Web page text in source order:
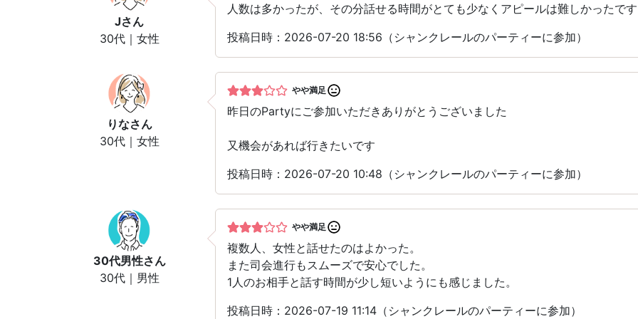
Jさん
30代｜女性
人数は多かったが、その分話せる時間がとても少なくアピールは難しかったで
投稿日時：2026-07-20 18:56（シャンクレールのパーティーに参加）
りなさん
30代｜女性
やや満足
昨日のPartyにご参加いただきありがとうございました
又機会があれば行きたいです
投稿日時：2026-07-20 10:48（シャンクレールのパーティーに参加）
30代男性さん
30代｜男性
やや満足
複数人、女性と話せたのはよかった。
また司会進行もスムーズで安心でした。
1人のお相手と話す時間が少し短いようにも感じました。
投稿日時：2026-07-19 11:14（シャンクレールのパーティーに参加）